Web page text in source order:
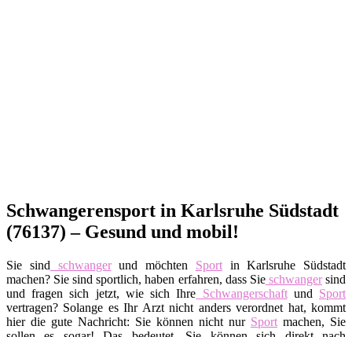
Schwangerensport in Karlsruhe Südstadt
(76137) – Gesund und mobil!
Sie sind schwangerund möchten Sportin Karlsruhe Südstadt
machen? Sie sind sportlich, haben erfahren, dass Sieschwangersind
und fragen sich jetzt, wie sich Ihre Schwangerschaftund Sport
vertragen? Solange es Ihr Arzt nicht anders verordnet hat, kommt
hier die gute Nachricht: Sie können nicht nur Sport machen, Sie